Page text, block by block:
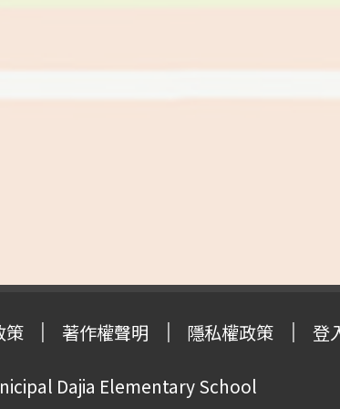
策 著作權聲明 隱私權政策 登
Dajia Elementary School